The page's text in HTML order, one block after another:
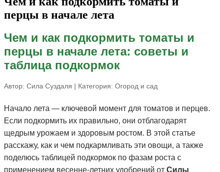
перцы в начале лета
Чем и как подкормить томаты и
перцы в начале лета: советы и
таблица подкормок
Автор: Сила Суздаля | Категория: Огород и сад
Начало лета — ключевой момент для томатов и перцев.
Если подкормить их правильно, они отблагодарят
щедрым урожаем и здоровым ростом. В этой статье
расскажу, как и чем подкармливать эти овощи, а также
поделюсь таблицей подкормок по фазам роста с
применением весенне-летних удобрений от Силы